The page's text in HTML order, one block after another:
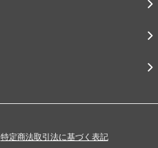
特定商法取引法に基づく表記